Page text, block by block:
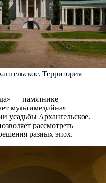
Территория
— памятнике
мультимедийная
усадьбы Архангельское.
рассмотреть
разных эпох.